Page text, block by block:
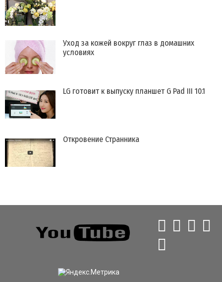
Уход за кожей вокруг глаз в домашних
условиях
LG готовит к выпуску планшет G Pad III 10.1
Откровение Странника